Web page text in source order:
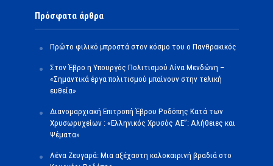
Πρόσφατα άρθρα
Πρώτο φιλικό μπροστά στον κόσμο του ο Πανθρακικός
Στον Έβρο η Υπουργός Πολιτισμού Λίνα Μενδώνη –
«Σημαντικά έργα πολιτισμού μπαίνουν στην τελική
ευθεία»
Διανομαρχιακή Επιτροπή Έβρου Ροδόπης Κατά των
Χρυσωρυχείων : «Ελληνικός Χρυσός ΑΕ”: Αλήθειες και
Ψέματα»
Λένα Ζευγαρά: Μια αξέχαστη καλοκαιρινή βραδιά στο